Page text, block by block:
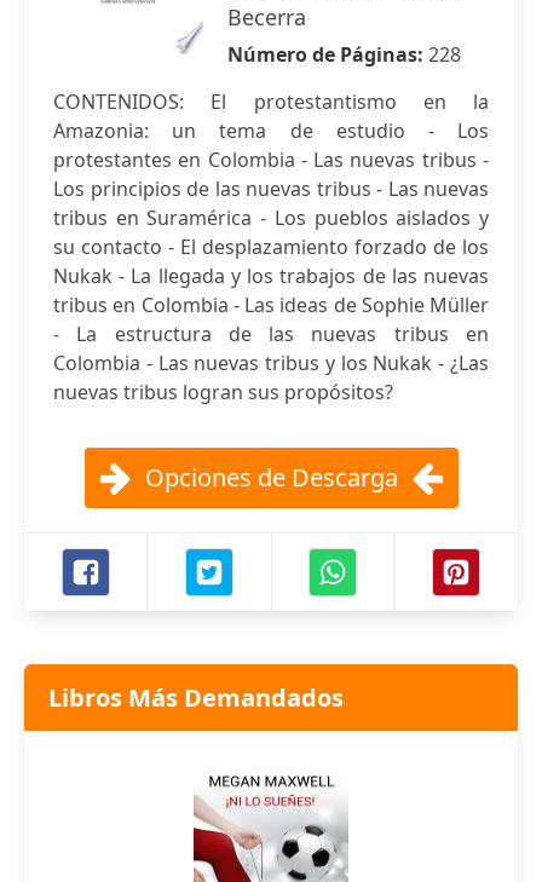
Becerra
Número de Páginas: 228
CONTENIDOS: El protestantismo en la
Amazonia: un tema de estudio - Los
protestantes en Colombia - Las nuevas tribus -
Los principios de las nuevas tribus - Las nuevas
tribus en Suramérica - Los pueblos aislados y
su contacto - El desplazamiento forzado de los
Nukak - La llegada y los trabajos de las nuevas
tribus en Colombia - Las ideas de Sophie Müller
- La estructura de las nuevas tribus en
Colombia - Las nuevas tribus y los Nukak - ¿Las
nuevas tribus logran sus propósitos?
Opciones de Descarga
Libros Más Demandados